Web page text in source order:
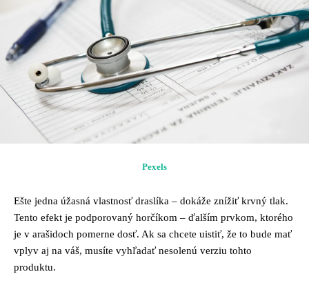
Pexels
Ešte jedna úžasná vlastnosť draslíka – dokáže znížiť krvný tlak.
Tento efekt je podporovaný horčíkom – ďalším prvkom, ktorého
je v arašidoch pomerne dosť. Ak sa chcete uistiť, že to bude mať
vplyv aj na váš, musíte vyhľadať nesolenú verziu tohto
produktu.